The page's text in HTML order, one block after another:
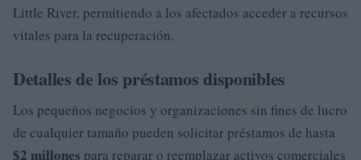
Little River, permitiendo a los afectados acceder a recursos
vitales para la recuperación.
Detalles de los préstamos disponibles
Los pequeños negocios y organizaciones sin fines de lucro
de cualquier tamaño pueden solicitar préstamos de hasta
$2 millones para reparar o reemplazar activos comerciales